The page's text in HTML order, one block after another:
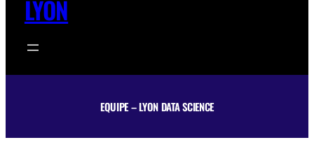
LYON
EQUIPE – LYON DATA SCIENCE